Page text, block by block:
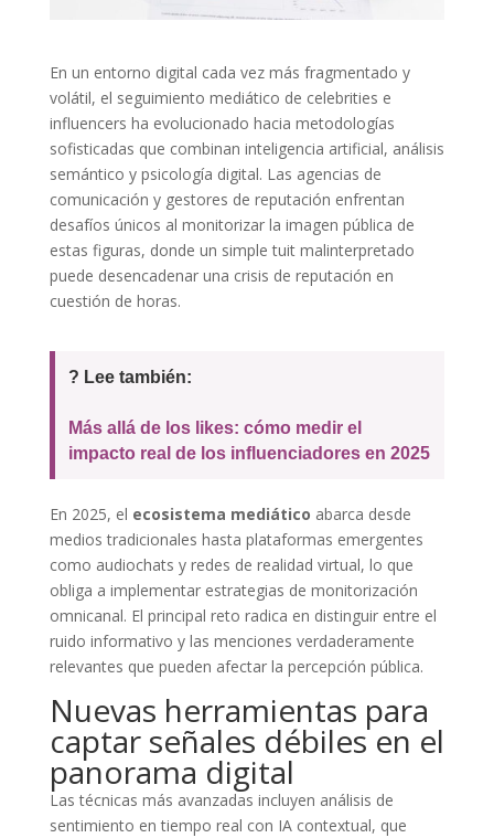
En un entorno digital cada vez más fragmentado y
volátil, el seguimiento mediático de celebrities e
influencers ha evolucionado hacia metodologías
sofisticadas que combinan inteligencia artificial, análisis
semántico y psicología digital. Las agencias de
comunicación y gestores de reputación enfrentan
desafíos únicos al monitorizar la imagen pública de
estas figuras, donde un simple tuit malinterpretado
puede desencadenar una crisis de reputación en
cuestión de horas.
? Lee también:
Más allá de los likes: cómo medir el
impacto real de los influenciadores en 2025
En 2025, el ecosistema mediático abarca desde
medios tradicionales hasta plataformas emergentes
como audiochats y redes de realidad virtual, lo que
obliga a implementar estrategias de monitorización
omnicanal. El principal reto radica en distinguir entre el
ruido informativo y las menciones verdaderamente
relevantes que pueden afectar la percepción pública.
Nuevas herramientas para
captar señales débiles en el
panorama digital
Las técnicas más avanzadas incluyen análisis de
sentimiento en tiempo real con IA contextual, que